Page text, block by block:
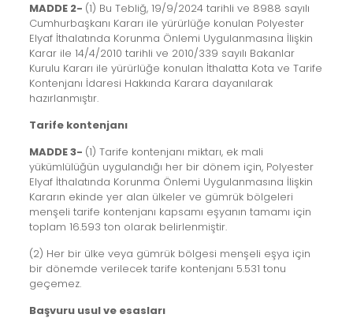
MADDE 2- (1) Bu Tebliğ, 19/9/2024 tarihli ve 8988 sayılı
Cumhurbaşkanı Kararı ile yürürlüğe konulan Polyester
Elyaf İthalatında Korunma Önlemi Uygulanmasına İlişkin
Karar ile 14/4/2010 tarihli ve 2010/339 sayılı Bakanlar
Kurulu Kararı ile yürürlüğe konulan İthalatta Kota ve Tarife
Kontenjanı İdaresi Hakkında Karara dayanılarak
hazırlanmıştır.
Tarife kontenjanı
MADDE 3- (1) Tarife kontenjanı miktarı, ek mali
yükümlülüğün uygulandığı her bir dönem için, Polyester
Elyaf İthalatında Korunma Önlemi Uygulanmasına İlişkin
Kararın ekinde yer alan ülkeler ve gümrük bölgeleri
menşeli tarife kontenjanı kapsamı eşyanın tamamı için
toplam 16.593 ton olarak belirlenmiştir.
(2) Her bir ülke veya gümrük bölgesi menşeli eşya için
bir dönemde verilecek tarife kontenjanı 5.531 tonu
geçemez.
Başvuru usul ve esasları